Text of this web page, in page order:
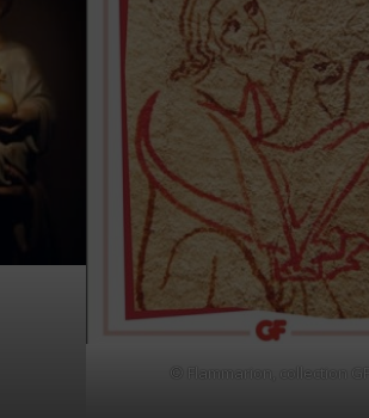
© Flammarion, collection